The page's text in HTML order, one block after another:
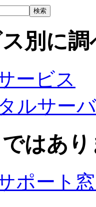
別に調
ービス
ルサーバ
はあ
ポート